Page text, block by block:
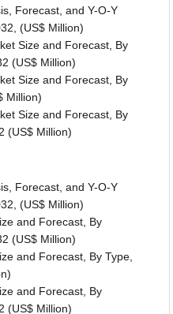
Forecast, and Y-O-Y
(US$ Million)
Size and Forecast, By
(US$ Million)
Size and Forecast, By
Million)
Size and Forecast, By
(US$ Million)
Forecast, and Y-O-Y
(US$ Million)
and Forecast, By
(US$ Million)
and Forecast, By Type,
and Forecast, By
(US$ Million)